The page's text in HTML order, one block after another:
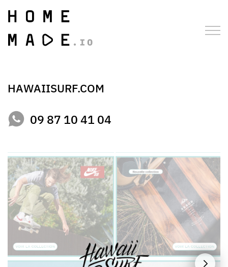
HAWAIISURF.COM
09 87 10 41 04